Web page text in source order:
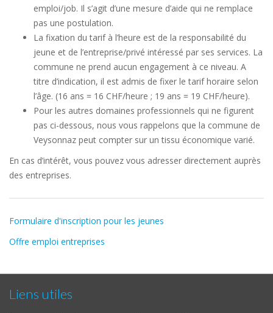
emploi/job. Il s’agit d’une mesure d’aide qui ne remplace
pas une postulation.
La fixation du tarif à l’heure est de la responsabilité du
jeune et de l’entreprise/privé intéressé par ses services. La
commune ne prend aucun engagement à ce niveau. A
titre d’indication, il est admis de fixer le tarif horaire selon
l’âge. (16 ans = 16 CHF/heure ; 19 ans = 19 CHF/heure).
Pour les autres domaines professionnels qui ne figurent
pas ci-dessous, nous vous rappelons que la commune de
Veysonnaz peut compter sur un tissu économique varié.
En cas d’intérêt, vous pouvez vous adresser directement auprès
des entreprises.
Formulaire d'inscription pour les jeunes
Offre emploi entreprises
Liens utiles